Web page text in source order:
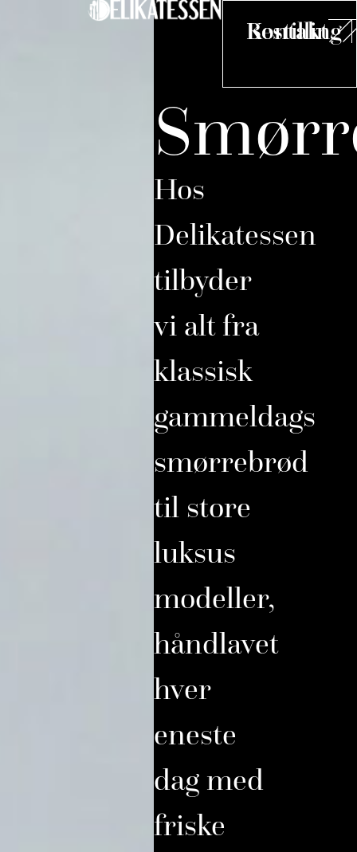
Bestilling
Kontakt
Hos
Delikatessen
tilbyder
vi alt fra
klassisk
gammeldags
smørrebrød
til store
luksus
modeller,
håndlavet
hver
eneste
dag med
friske